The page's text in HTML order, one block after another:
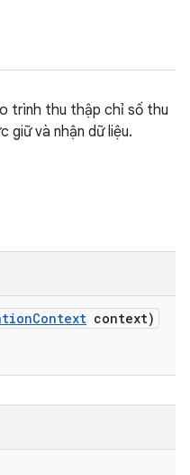
trình thu thập chỉ số thu
giữ và nhận dữ liệu.
Context context)